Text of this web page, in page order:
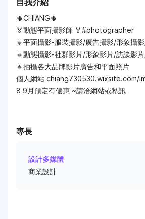
自我介紹
🌵CHIANG🌵
🏅動態平面攝影師 🏅#photographer
🔸平面攝影-服裝攝影/廣告攝影/形象攝
🔹動態攝影-社群影片/形象影片/訪談影
🔹拍攝各大品牌影片廣告和平面照片
個人網站 chiang730530.wixsite.com/
8 9月預定有優惠 ~請洽網站或私訊
專長
設計多媒體
商業設計